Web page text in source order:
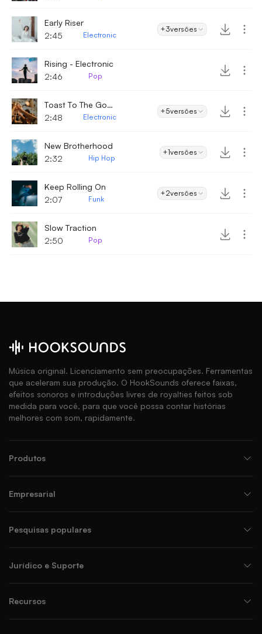
Early Riser
2:45
Electronic
+3versões
Rising - Electronic
2:46
Pop
Toast To The Good Times
2:48
Electronic
+5versões
New Brotherhood
2:32
Hip Hop
+1versões
Keep Rolling On
2:07
Funk
+2versões
Slow Traction
2:50
Pop
Música original. Licenciamento sem preocupações. Ferramentas
que aceleram sua produção. O HookSounds oferece faixas,
efeitos sonoros e introduções livres de royalties feitos sob
medida para você, para que você possa contar histórias
melhores com som, rapidamente.
Produtos
Empresarial
Pesquisas populares
Jurídico e Suporte
Recursos